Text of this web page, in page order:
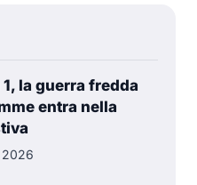
la guerra fredda
entra nella